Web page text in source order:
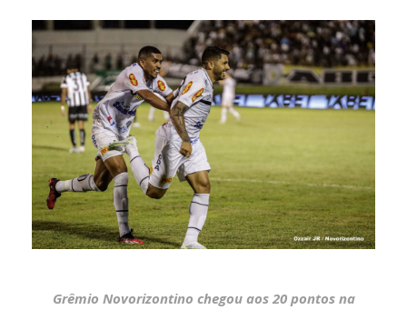
Grêmio Novorizontino chegou aos 20 pontos na